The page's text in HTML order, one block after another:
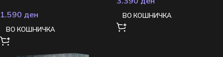
1.590 ден
ВО КОШНИЧКА
ВО КОШНИЧКА